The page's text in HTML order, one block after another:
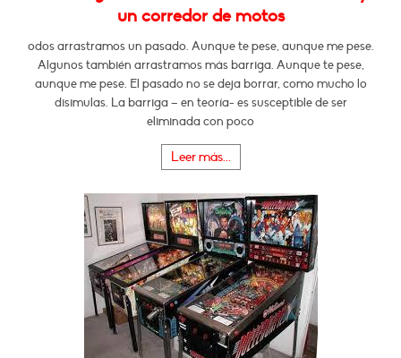
un corredor de motos
odos arrastramos un pasado. Aunque te pese, aunque me pese.
Algunos también arrastramos más barriga. Aunque te pese,
aunque me pese. El pasado no se deja borrar, como mucho lo
disimulas. La barriga – en teoría- es susceptible de ser
eliminada con poco
Leer más...